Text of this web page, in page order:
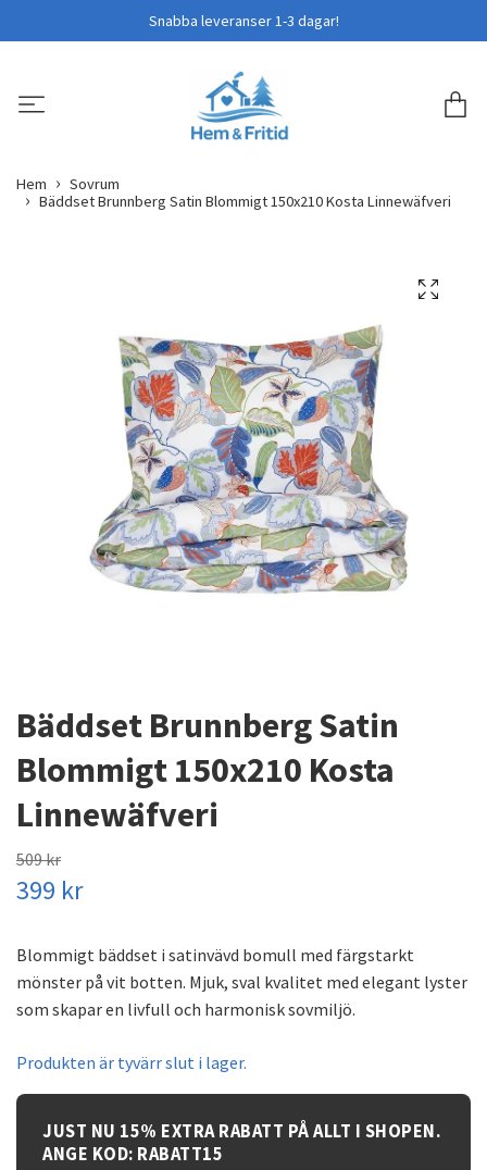
Snabba leveranser 1-3 dagar!
Hem
Sovrum
Bäddset Brunnberg Satin Blommigt 150x210 Kosta Linnewäfveri
Bäddset Brunnberg Satin
Blommigt 150x210 Kosta
Linnewäfveri
509 kr
399 kr
Blommigt bäddset i satinvävd bomull med färgstarkt
mönster på vit botten. Mjuk, sval kvalitet med elegant lyster
som skapar en livfull och harmonisk sovmiljö.
Produkten är tyvärr slut i lager.
JUST NU 15% EXTRA RABATT PÅ ALLT I SHOPEN.
ANGE KOD: RABATT15